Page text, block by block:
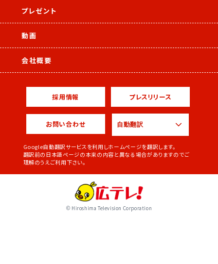
プレゼント
動画
会社概要
採用情報 プレスリリース
お問い合わせ
Google自動翻訳サービスを利用しホームページを翻訳します。
翻訳前の日本語ページの本来の内容と異なる場合がありますのでご
理解のうえご利用下さい。
© Hiroshima Television Corporation